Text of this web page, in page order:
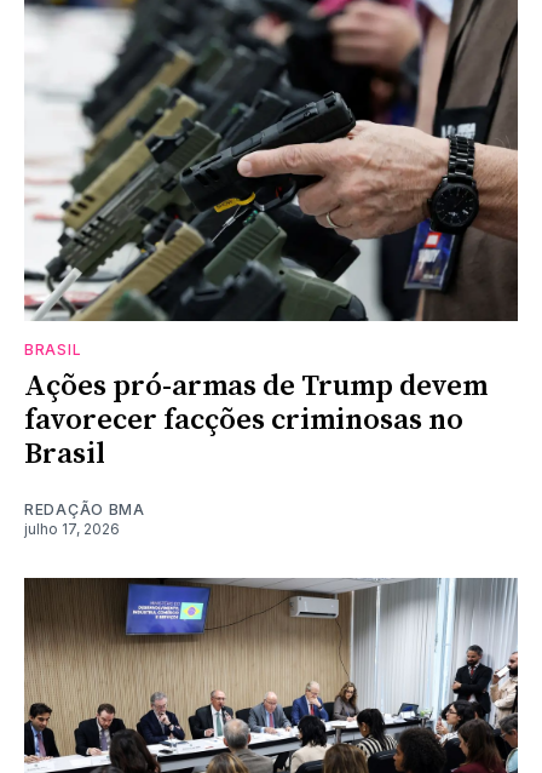
BRASIL
Ações pró-armas de Trump devem
favorecer facções criminosas no
Brasil
REDAÇÃO BMA
julho 17, 2026